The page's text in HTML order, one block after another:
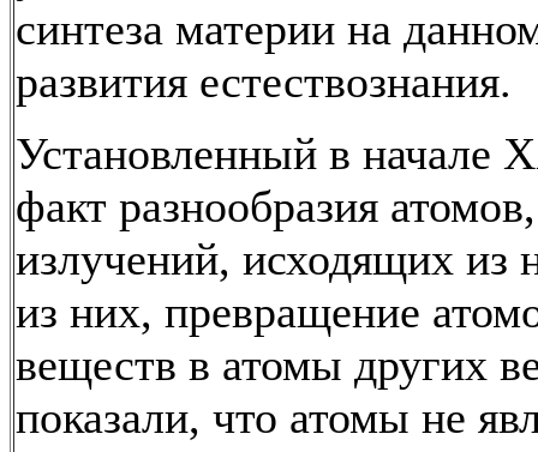
синтеза материи на
развития естествознания.
Установленный в начале
факт разнообразия
излучений, исходящих из
из них, превращение
веществ в атомы других
показали, что атомы не